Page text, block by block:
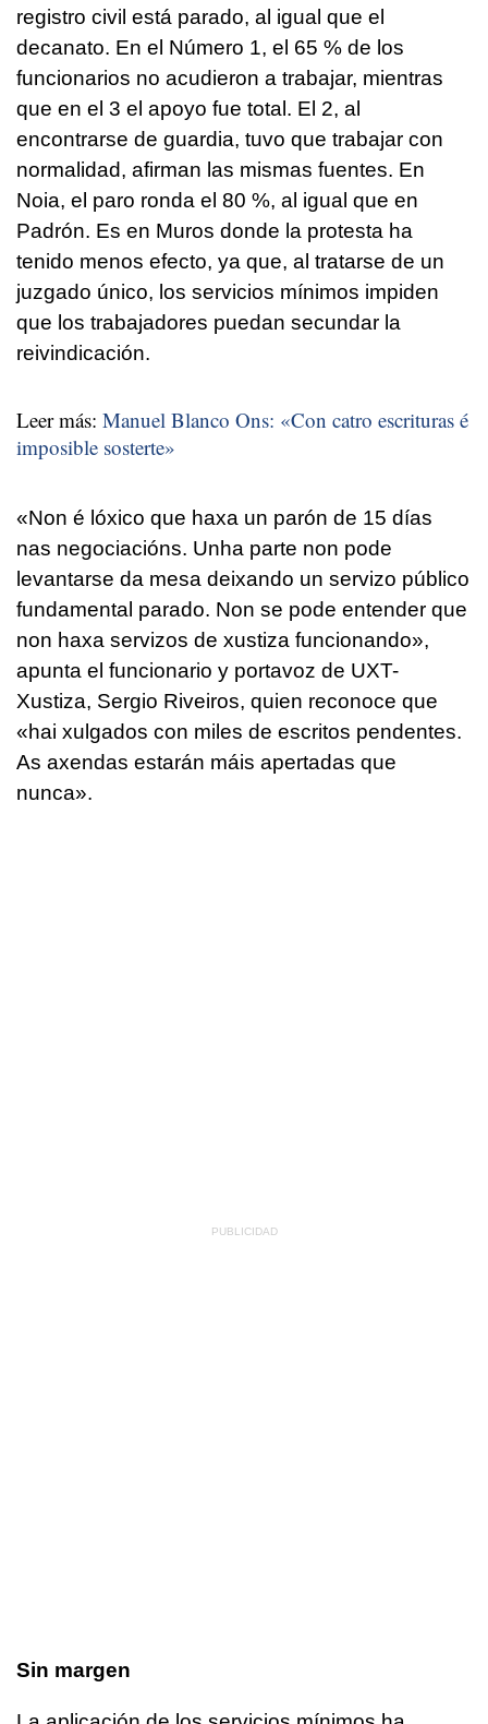
registro civil está parado, al igual que el
decanato. En el Número 1, el 65 % de los
funcionarios no acudieron a trabajar, mientras
que en el 3 el apoyo fue total. El 2, al
encontrarse de guardia, tuvo que trabajar con
normalidad, afirman las mismas fuentes. En
Noia, el paro ronda el 80 %, al igual que en
Padrón. Es en Muros donde la protesta ha
tenido menos efecto, ya que, al tratarse de un
juzgado único, los servicios mínimos impiden
que los trabajadores puedan secundar la
reivindicación.
Leer más: Manuel Blanco Ons: «Con catro escrituras é
imposible sosterte»
«Non é lóxico que haxa un parón de 15 días
nas negociacións. Unha parte non pode
levantarse da mesa deixando un servizo público
fundamental parado. Non se pode entender que
non haxa servizos de xustiza funcionando»,
apunta el funcionario y portavoz de UXT-
Xustiza, Sergio Riveiros, quien reconoce que
«hai xulgados con miles de escritos pendentes.
As axendas estarán máis apertadas que
nunca».
Sin margen